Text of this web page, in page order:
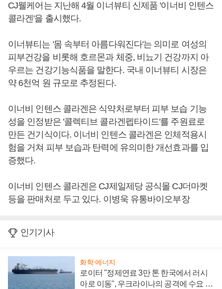
CJ웰케어는 지난해 4월 이너뷰티 신제품 '이너비 인텐스
콜라겐'을 출시했다.
이너뷰티는 '몸 속부터 아름다워진다'는 의미로 여성의
피부건강을 비롯해 호르몬과 체중, 비뇨기 건강까지 아
우르는 건강기능식품을 말한다. 국내 이너뷰티 시장은
약 6천억 원 규모로 추정된다.
이너비 인텐스 콜라겐은 식약처로부터 피부 보습 기능
성을 인정받은 '콜렉티브 콜라겐펩타이드'를 주원료로
만든 건기식이다. 이너비 인텐스 콜라겐은 인체적용시
험을 거쳐 피부 보습과 탄력에 유의미한 개선효과를 입
증했다.
이너비 인텐스 콜라겐은 CJ제일제당 공식몰 CJ더마켓
등을 판매처로 두고 있다. 이병욱 유통바이오부장
인기기사
화학·에너지
로이터 "정제연료 3만 톤 한국에서 러시
아로 이동", 우크라이나의 공격에 수요 늘